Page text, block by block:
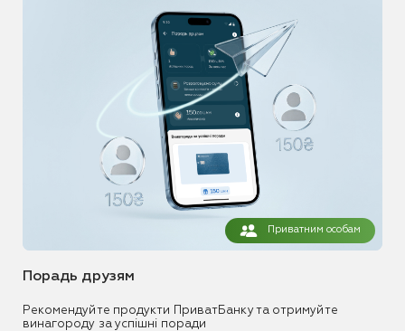
Приватним особам
Порадь друзям
Рекомендуйте продукти ПриватБанку та отримуйте
винагороду за успішні поради